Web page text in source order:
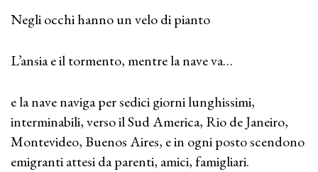
Negli occhi hanno un velo di pianto
L’ansia e il tormento, mentre la nave va…
e la nave naviga per sedici giorni lunghissimi,
interminabili, verso il Sud America, Rio de Janeiro,
Montevideo, Buenos Aires, e in ogni posto scendono
emigranti attesi da parenti, amici, famigliari.